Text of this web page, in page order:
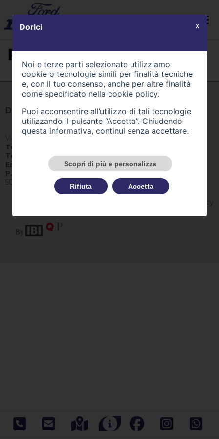
PREFERITI (0)
Dorici
Via Piave 2, 24060, Credaro (BG)
Tel:
Tel:
3894747262
Email:
info@dorici.it
P.IVA IT
04514980160 -REA468672 -Cap. Sociale
50.000,00 €
Informativa sulla privacy
Dorici
Noi e terze parti selezionate utilizziamo
cookie o tecnologie simili per finalità tecniche
e, con il tuo consenso, anche per altre finalità
come specificato nella cookie policy.
Puoi acconsentire all’utilizzo di tali tecnologie
utilizzando il pulsante “Accetta”. Chiudendo
questa informativa, continui senza accettare.
Scopri di più e personalizza
Rifiuta Accetta
X